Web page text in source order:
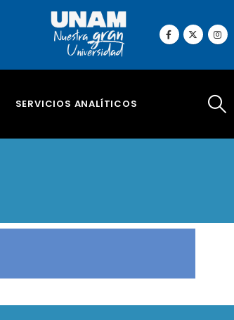
SERVICIOS ANALÍTICOS